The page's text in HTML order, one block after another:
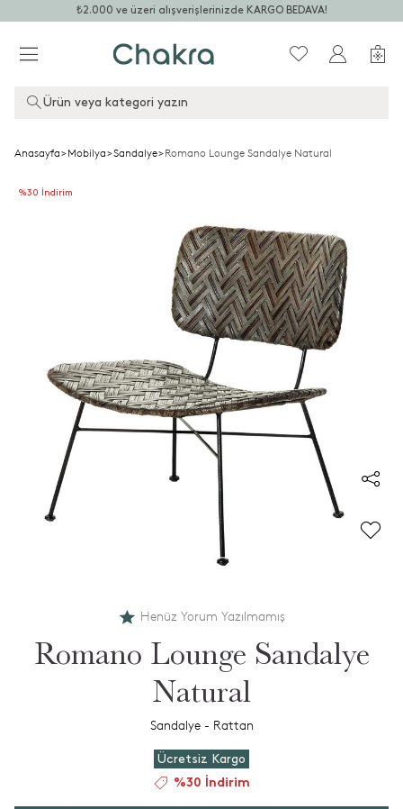
₺2.000 ve üzeri alışverişlerinizde KARGO BEDAVA!
Ürün veya kategori yazın
Anasayfa>Mobilya>Sandalye>Romano Lounge Sandalye Natural
%30 İndirim
Henüz Yorum Yazılmamış
Romano Lounge Sandalye
Natural
Sandalye - Rattan
Ücretsiz Kargo
%30 İndirim